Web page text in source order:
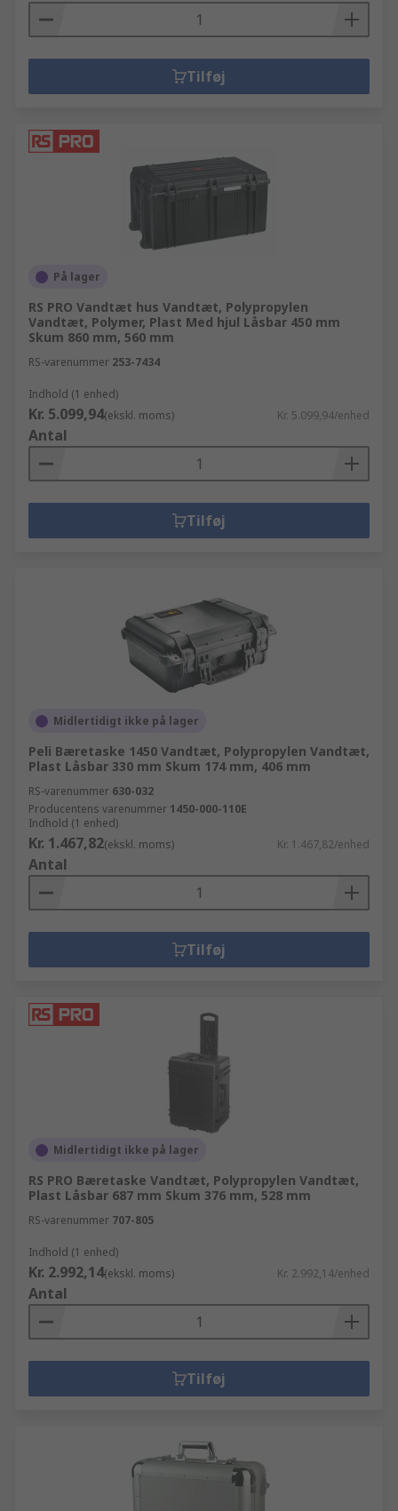
Tilføj
På lager
RS PRO Vandtæt hus Vandtæt, Polypropylen
Vandtæt, Polymer, Plast Med hjul Låsbar 450 mm
Skum 860 mm, 560 mm
RS-varenummer 253-7434
Indhold (1 enhed)
Kr. 5.099,94(ekskl. moms) Kr. 5.099,94/enhed
Antal
Tilføj
Midlertidigt ikke på lager
Peli Bæretaske 1450 Vandtæt, Polypropylen Vandtæt,
Plast Låsbar 330 mm Skum 174 mm, 406 mm
RS-varenummer 630-032
Producentens varenummer 1450-000-110E
Indhold (1 enhed)
Kr. 1.467,82(ekskl. moms) Kr. 1.467,82/enhed
Antal
Tilføj
Midlertidigt ikke på lager
RS PRO Bæretaske Vandtæt, Polypropylen Vandtæt,
Plast Låsbar 687 mm Skum 376 mm, 528 mm
RS-varenummer 707-805
Indhold (1 enhed)
Kr. 2.992,14(ekskl. moms) Kr. 2.992,14/enhed
Antal
Tilføj